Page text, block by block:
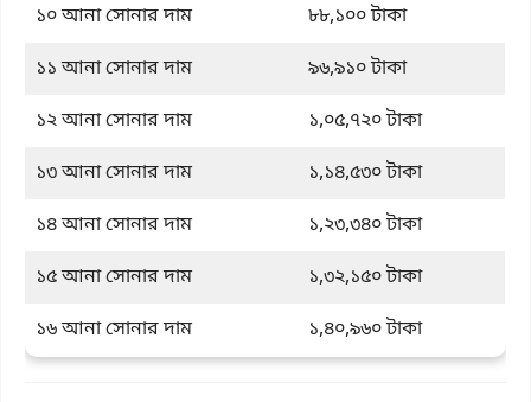
১০ আনা সোনার দাম
৮৮,১০০ টাকা
১১ আনা সোনার দাম
৯৬,৯১০ টাকা
১২ আনা সোনার দাম
১,০৫,৭২০ টাকা
১৩ আনা সোনার দাম
১,১৪,৫৩০ টাকা
১৪ আনা সোনার দাম
১,২৩,৩৪০ টাকা
১৫ আনা সোনার দাম
১,৩২,১৫০ টাকা
১৬ আনা সোনার দাম
১,৪০,৯৬০ টাকা